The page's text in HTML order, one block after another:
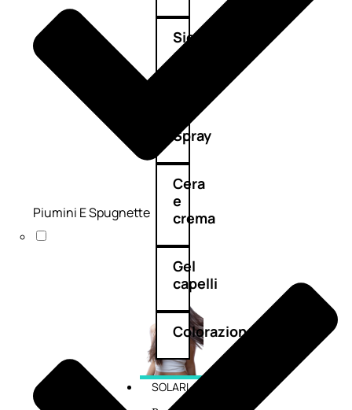
Sieri
e
Spray
Cera
e
crema
Gel
capelli
Colorazione
SOLARI
Piumini E Spugnette